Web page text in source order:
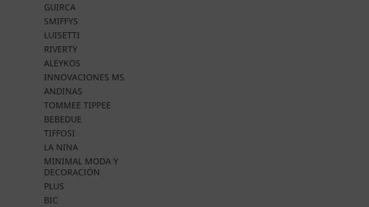
GUIRCA
SMIFFYS
LUISETTI
RIVERTY
ALEYKOS
INNOVACIONES MS
ANDINAS
TOMMEE TIPPEE
BEBEDUE
TIFFOSI
LA NINA
MINIMAL MODA Y
DECORACIÓN
PLUS
BIC